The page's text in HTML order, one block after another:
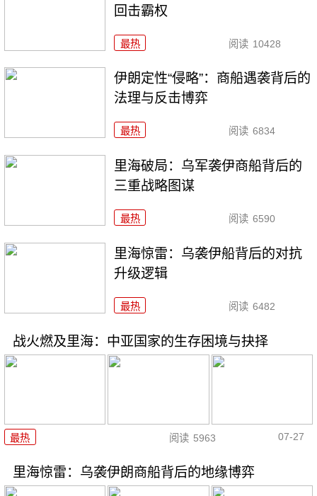
回击霸权
最热 阅读 10428
伊朗定性“侵略”：商船遇袭背后的
法理与反击博弈
最热 阅读 6834
里海破局：乌军袭伊商船背后的
三重战略图谋
最热 阅读 6590
里海惊雷：乌袭伊船背后的对抗
升级逻辑
最热 阅读 6482
战火燃及里海：中亚国家的生存困境与抉择
最热 阅读 5963 07-27
里海惊雷：乌袭伊朗商船背后的地缘博弈